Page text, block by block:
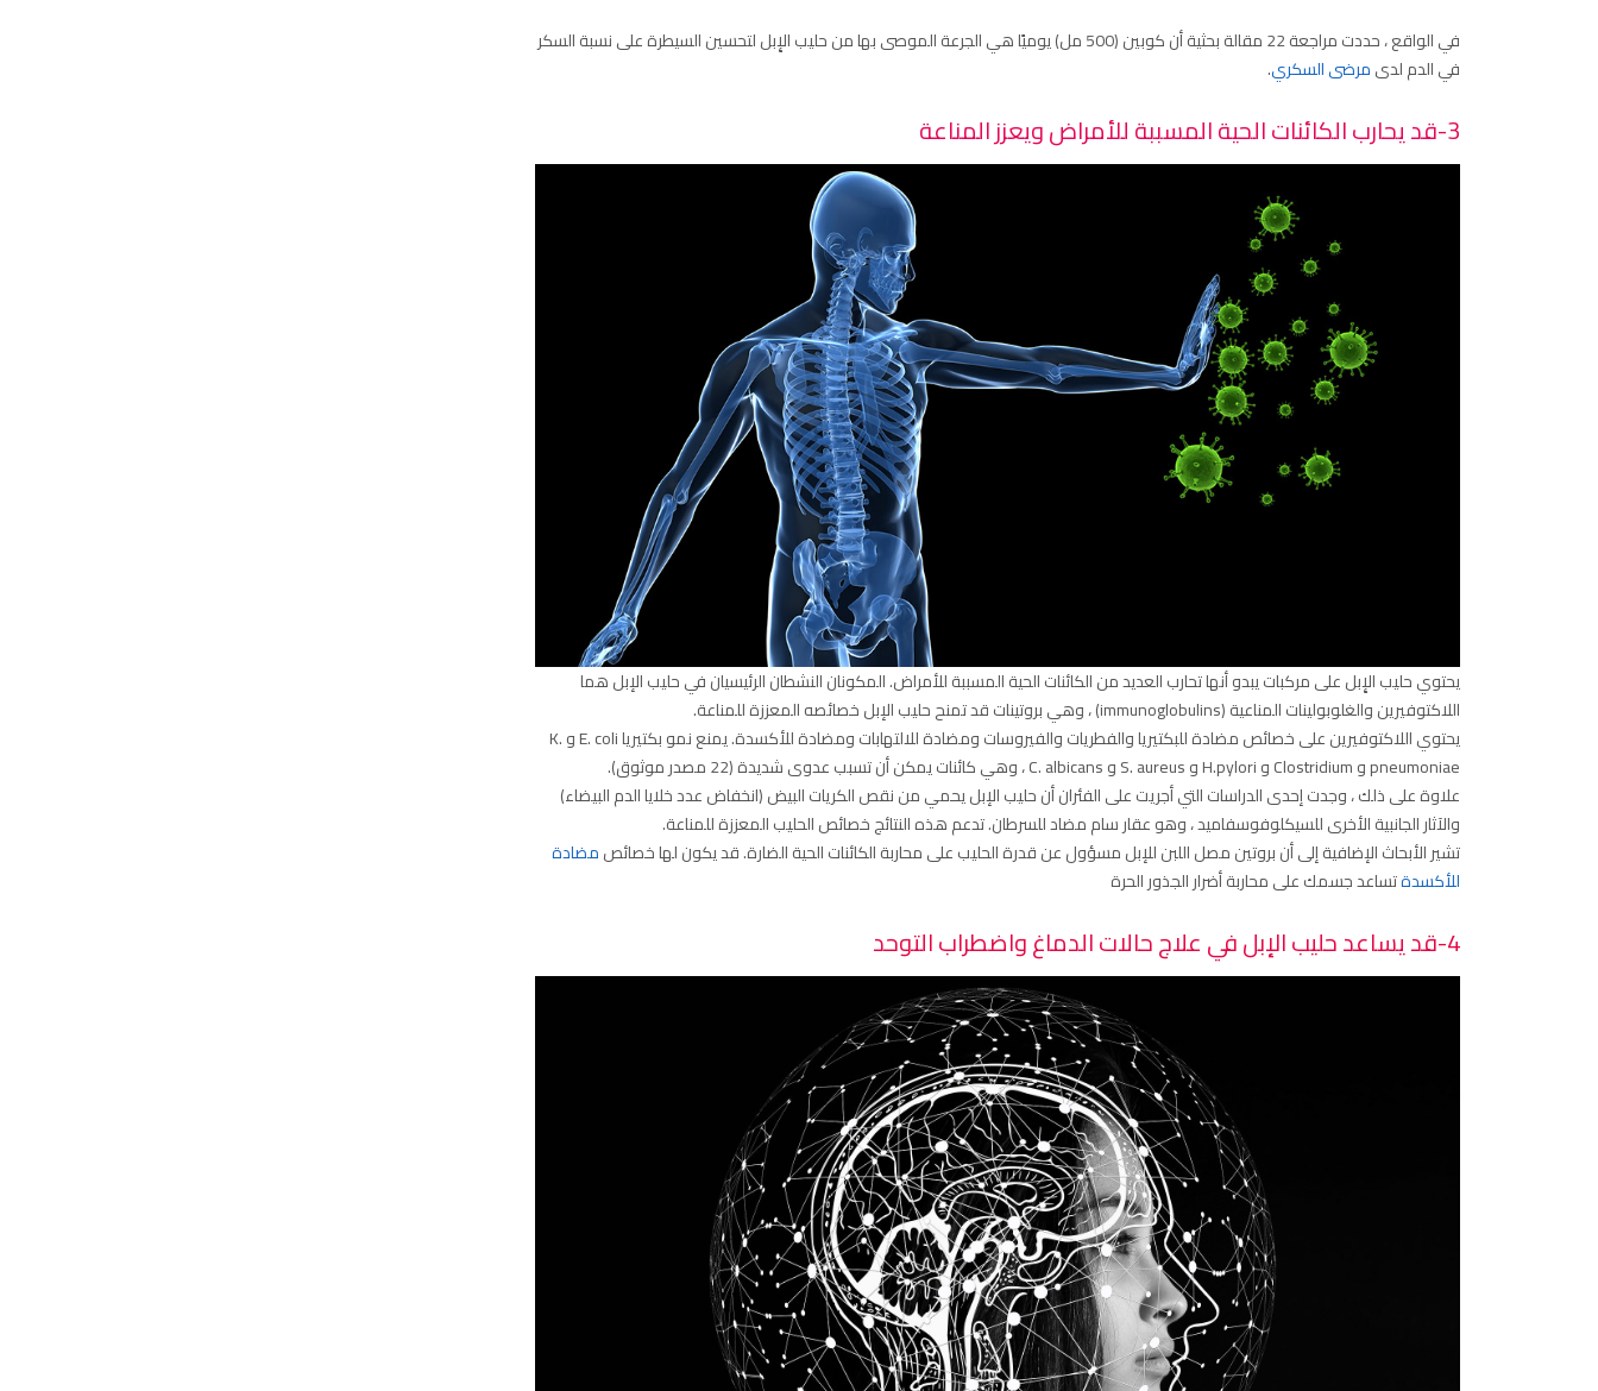
في الواقع ، حددت مراجعة 22 مقالة بحثية أن كوبين (500 مل) يوميًا هي الجرعة الموصى بها من حليب الإِبل لتحسين السيطرة على نسبة السكر
في الدم لدىمرضى السكري.
3-قد يحارب الكائنات الحية المسببة للأمراض ويعزز المناعة
يحتوي حليب الإِبل على مركبات يبدو أنها تحارب العديد من الكائنات الحية المسببة للأمراض. المكونان النشطان الرئيسيان في حليب الإبل هما
اللاكتوفيرين والغلوبولينات المناعية (immunoglobulins) ، وهي بروتينات قد تمنح حليب الإبل خصائصه المعززة للمناعة.
يحتوي اللاكتوفيرين على خصائص مضادة للبكتيريا والفطريات والفيروسات ومضادة للالتهابات ومضادة للأكسدة. يمنع نمو بكتيريا E. coli و K.
pneumoniae و Clostridium و H.pylori و S. aureus و C. albicans ، وهي كائنات يمكن أن تسبب عدوى شديدة (22 مصدر موثوق).
علاوة على ذلك ، وجدت إحدى الدراسات التي أجريت على الفئران أن حليب الإبل يحمي من نقص الكريات البيض (انخفاض عدد خلايا الدم البيضاء)
والآثار الجانبية الأخرى للسيكلوفوسفاميد ، وهو عقار سام مضاد للسرطان. تدعم هذه النتائج خصائص الحليب المعززة للمناعة.
تشير الأبحاث الإضافية إلى أن بروتين مصل اللبن للإبل مسؤول عن قدرة الحليب على محاربة الكائنات الحية الضارة. قد يكون لها خصائصمضادة
للأكسدةتساعد جسمك على محاربة أضرار الجذور الحرة
4-قد يساعد حليب الإبل في علاج حالات الدماغ واضطراب التوحد